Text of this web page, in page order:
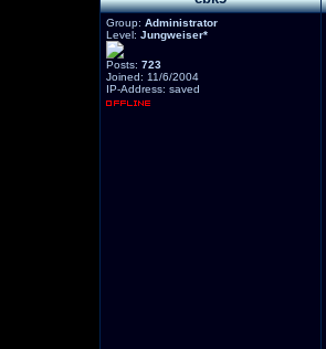
Group: Administrator
Level: Jungweiser*
Posts: 723
Joined: 11/6/2004
IP-Address: saved